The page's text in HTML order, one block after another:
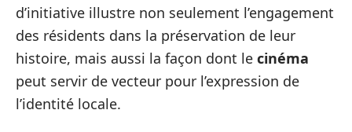
d’initiative illustre non seulement l’engagement
des résidents dans la préservation de leur
histoire, mais aussi la façon dont le cinéma
peut servir de vecteur pour l’expression de
l’identité locale.